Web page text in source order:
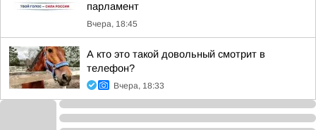
парламент
Вчера, 18:45
А кто это такой довольный смотрит в
телефон?
Вчера, 18:33